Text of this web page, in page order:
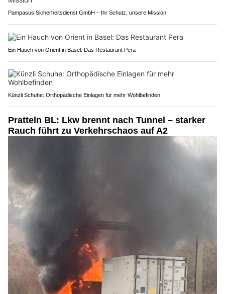
Pampasus Sicherheitsdienst GmbH – Ihr Schutz, unsere Mission
Ein Hauch von Orient in Basel: Das Restaurant Pera
Künzli Schuhe: Orthopädische Einlagen für mehr Wohlbefinden
Pratteln BL: Lkw brennt nach Tunnel – starker
Rauch führt zu Verkehrschaos auf A2